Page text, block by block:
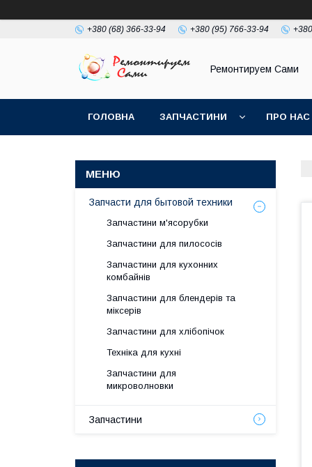
+380 (68) 366-33-94 +380 (95) 766-33-94
Ремонтируем Сами
ГОЛОВНА ЗАПЧАСТИНИ ПРО НАС
Запчасти для бытовой техники
Запчастини м'ясорубки
Запчастини для пилососів
Запчастини для кухонних
комбайнів
Запчастини для блендерів та
міксерів
Запчастини для хлібопічок
Техніка для кухні
Запчастини для
микроволновки
Запчастини